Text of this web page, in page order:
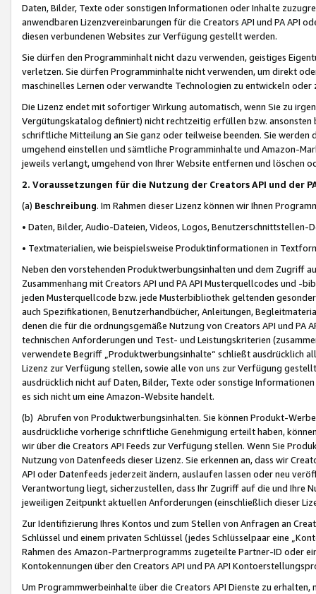
Daten, Bilder, Texte oder sonstigen Informationen oder Inhalte
anwendbaren Lizenzvereinbarungen für die Creators API und PA API
diesen verbundenen Websites zur Verfügung gestellt werden.
Sie dürfen den Programminhalt nicht dazu verwenden, geistiges
verletzen. Sie dürfen Programminhalte nicht verwenden, um direkt
maschinelles Lernen oder verwandte Technologien zu entwickeln
Die Lizenz endet mit sofortiger Wirkung automatisch, wenn Sie zu
Vergütungskatalog definiert) nicht rechtzeitig erfüllen bzw. ansonsten
schriftliche Mitteilung an Sie ganz oder teilweise beenden. Sie werden
umgehend einstellen und sämtliche Programminhalte und Amazon-
jeweils verlangt, umgehend von Ihrer Website entfernen und löschen
2. Voraussetzungen für die Nutzung der Creators API und der
(a) Beschreibung. Im Rahmen dieser Lizenz können wir Ihnen
• Daten, Bilder, Audio-Dateien, Videos, Logos, Benutzerschnittstellen-
• Textmaterialien, wie beispielsweise Produktinformationen in
Neben den vorstehenden Produktwerbungsinhalten und dem Zugriff
Zusammenhang mit Creators API und PA API Musterquellcodes und
jeden Musterquellcode bzw. jede Musterbibliothek geltenden
auch Spezifikationen, Benutzerhandbücher, Anleitungen,
denen die für die ordnungsgemäße Nutzung von Creators API und PA
technischen Anforderungen und Test- und Leistungskriterien
verwendete Begriff „Produktwerbungsinhalte“ schließt ausdrücklich
Lizenz zur Verfügung stellen, sowie alle von uns zur Verfügung
ausdrücklich nicht auf Daten, Bilder, Texte oder sonstige
es sich nicht um eine Amazon-Website handelt.
(b) Abrufen von Produktwerbungsinhalten. Sie können Produkt-
ausdrückliche vorherige schriftliche Genehmigung erteilt haben,
wir über die Creators API Feeds zur Verfügung stellen. Wenn Sie
Nutzung von Datenfeeds dieser Lizenz. Sie erkennen an, dass wir
API oder Datenfeeds jederzeit ändern, auslaufen lassen oder neu
Verantwortung liegt, sicherzustellen, dass Ihr Zugriff auf die und Ihre
jeweiligen Zeitpunkt aktuellen Anforderungen (einschließlich dieser
Zur Identifizierung Ihres Kontos und zum Stellen von Anfragen an
Schlüssel und einem privaten Schlüssel (jedes Schlüsselpaar eine
Rahmen des Amazon-Partnerprogramms zugeteilte Partner-ID oder
Kontokennungen über den Creators API und PA API
Um Programmwerbeinhalte über die Creators API Dienste zu